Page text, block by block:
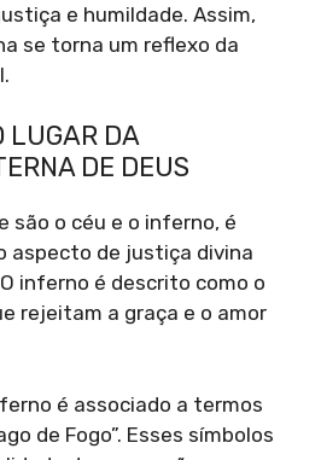
e humildade. Assim,
se torna um reflexo da
LUGAR DA
DE DEUS
são o céu e o inferno, é
aspecto de justiça divina
inferno é descrito como o
rejeitam a graça e o amor
é associado a termos
de Fogo”. Esses símbolos